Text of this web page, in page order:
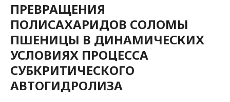
ПРЕВРАЩЕНИЯ
ПОЛИСАХАРИДОВ СОЛОМЫ
ПШЕНИЦЫ В ДИНАМИЧЕСКИХ
УСЛОВИЯХ ПРОЦЕССА
СУБКРИТИЧЕСКОГО
АВТОГИДРОЛИЗА